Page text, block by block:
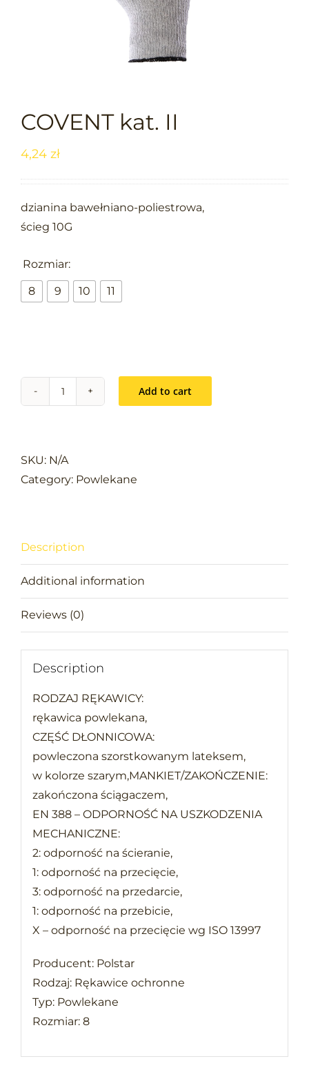
COVENT kat. II
4,24 zł
dzianina bawełniano-poliestrowa,
ścieg 10G
Rozmiar:
8 9 10 11
COVENT
quantity
Add to cart
SKU: N/A
Category: Powlekane
Description
Additional information
Reviews (0)
Description
RODZAJ RĘKAWICY:
rękawica powlekana,
CZĘŚĆ DŁONNICOWA:
powleczona szorstkowanym lateksem,
w kolorze szarym,MANKIET/ZAKOŃCZENIE:
zakończona ściągaczem,
EN 388 – ODPORNOŚĆ NA USZKODZENIA
MECHANICZNE:
2: odporność na ścieranie,
1: odporność na przecięcie,
3: odporność na przedarcie,
1: odporność na przebicie,
X – odporność na przecięcie wg ISO 13997
Producent: Polstar
Rodzaj: Rękawice ochronne
Typ: Powlekane
Rozmiar: 8